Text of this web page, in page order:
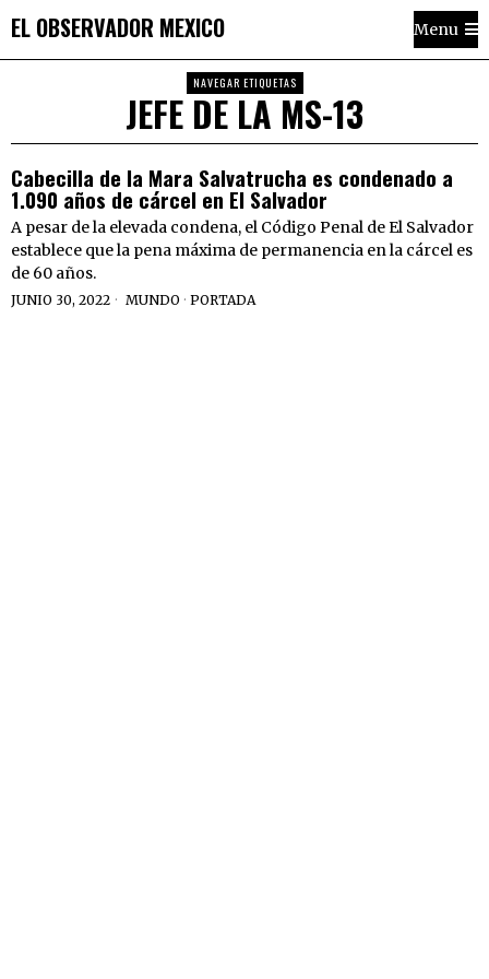
EL OBSERVADOR MEXICO Menu
NAVEGAR ETIQUETAS
JEFE DE LA MS-13
Cabecilla de la Mara Salvatrucha es condenado a
1.090 años de cárcel en El Salvador
A pesar de la elevada condena, el Código Penal de El Salvador
establece que la pena máxima de permanencia en la cárcel es
de 60 años.
JUNIO 30, 2022 MUNDO · PORTADA